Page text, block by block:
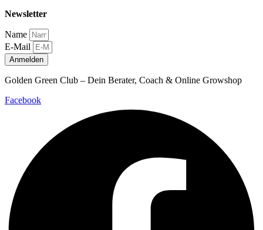
Newsletter
Name
E-Mail
Anmelden
Golden Green Club – Dein Berater, Coach & Online Growshop
Facebook